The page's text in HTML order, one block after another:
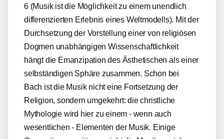
6 (Musik ist die Möglichkeit zu einem unendlich
differenzierten Erlebnis eines Weltmodells). Mit der
Durchsetzung der Vorstellung einer von religiösen
Dogmen unabhängigen Wissenschaftlichkeit
hängt die Emanzipation des Ästhetischen als einer
selbständigen Sphäre zusammen. Schon bei
Bach ist die Musik nicht eine Fortsetzung der
Religion, sondern umgekehrt: die christliche
Mythologie wird hier zu einem - wenn auch
wesentlichen - Elementen der Musik. Einige